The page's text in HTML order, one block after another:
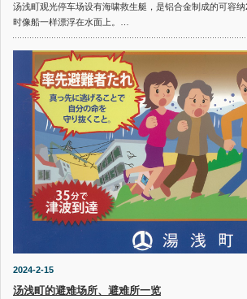
汤浅町观光停车场设有海啸救生艇，是铝合金制成的可容
时像船一样漂浮在水面上。…
2024-2-15
汤浅町的避难场所、避难所一览